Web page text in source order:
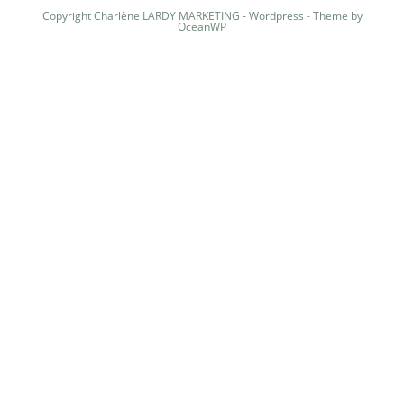
Copyright Charlène LARDY MARKETING - Wordpress - Theme by
OceanWP